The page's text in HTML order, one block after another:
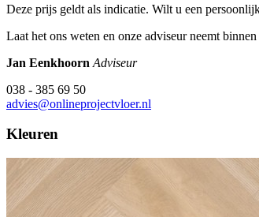
Deze prijs geldt als indicatie. Wilt u een
Laat het ons weten en onze adviseur neemt
Jan Eenkhoorn Adviseur
038 - 385 69 50
advies@onlineprojectvloer.nl
Kleuren